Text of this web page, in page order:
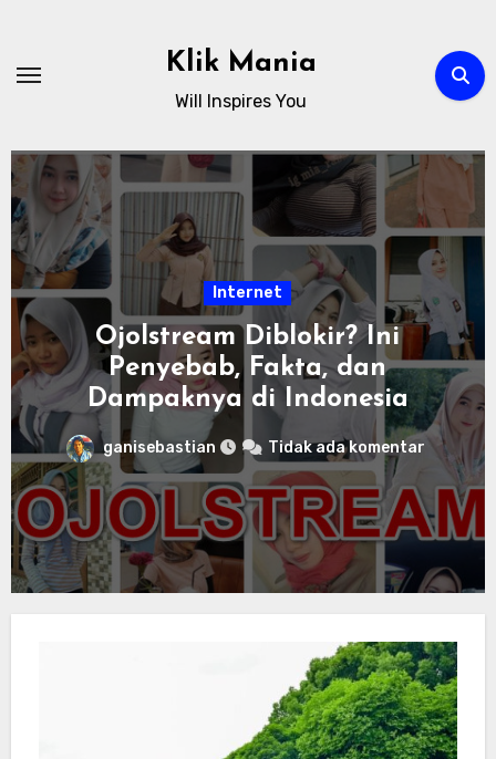
content
Klik Mania
Will Inspires You
Internet
Ojolstream Diblokir? Ini
Penyebab, Fakta, dan
Dampaknya di Indonesia
ganisebastian Tidak ada komentar